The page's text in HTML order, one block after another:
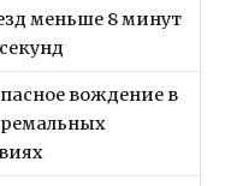
меньше 8 минут
вождение в